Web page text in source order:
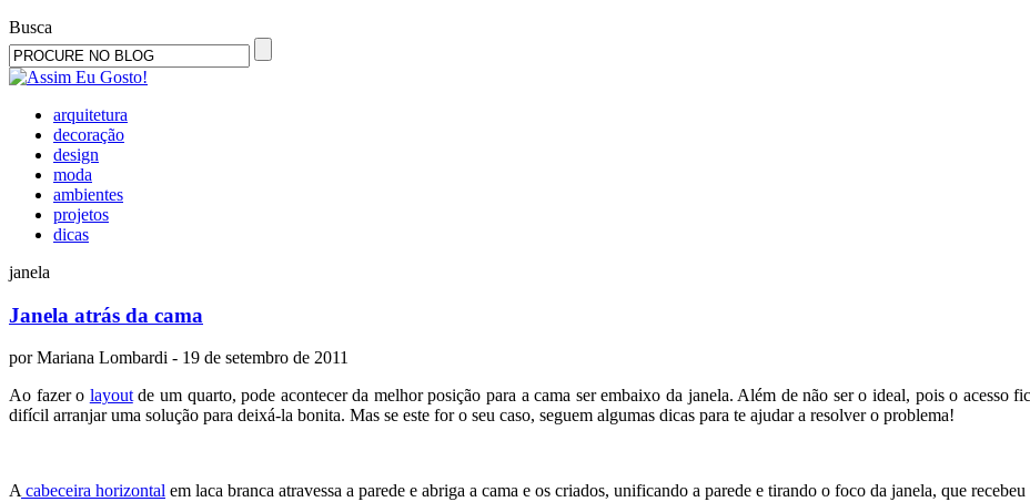
Busca
arquitetura
decoração
design
moda
ambientes
projetos
dicas
janela
Janela atrás da cama
porMariana Lombardi - 19 de setembro de 2011
Ao fazer o layoutde um quarto, pode acontecer da melhor posição para a cama ser embaixo da janela. Além de não ser o ideal, pois o acesso
difícil arranjar uma solução para deixá-la bonita. Mas se este for o seu caso, seguem algumas dicas para te ajudar a resolver o problema!
Acabeceira horizontal em laca branca atravessa a parede e abriga a cama e os criados, unificando a parede e tirando o foco da janela, que